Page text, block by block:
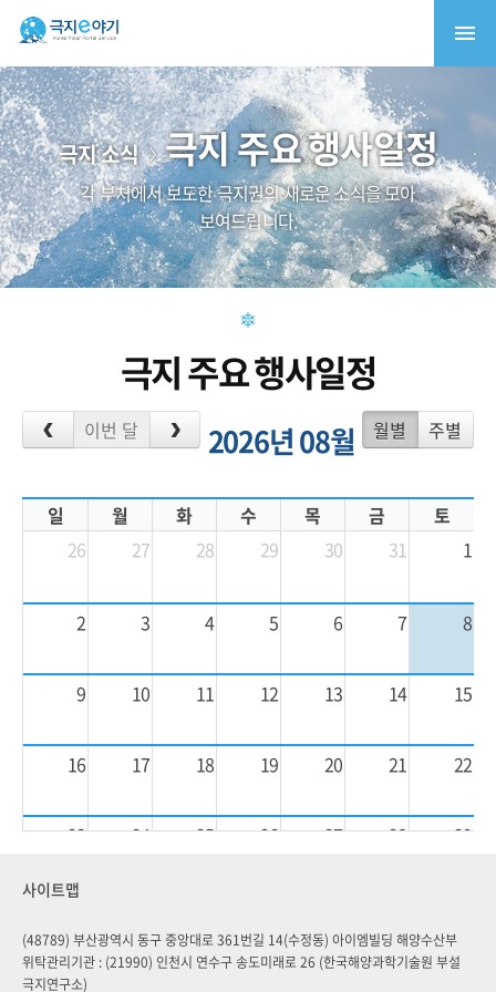
극지 소식 극지 주요 행사일정
각 부처에서 보도한 극지권의 새로운 소식을 모아
보여드립니다.
극지 주요 행사일정
이번 달 월별 주별
2026년 08월
일 월 화 수 목 금
토
26
27 28 29 30 31 1
2 3 4 5 6 7 8
9 10 11 12 13 14 15
16 17 18 19 20 21 22
23 24 25 26 27 28 29
30
사이트맵
(48789) 부산광역시 동구 중앙대로 361번길 14(수정동) 아이엠빌딩 해양수산부
위탁관리기관 : (21990) 인천시 연수구 송도미래로 26 (한국해양과학기술원 부설
극지연구소)